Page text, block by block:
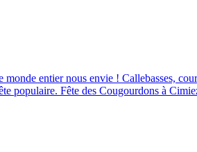
entier nous envie ! Callebasses,
populaire. Fête des Cougourdons à